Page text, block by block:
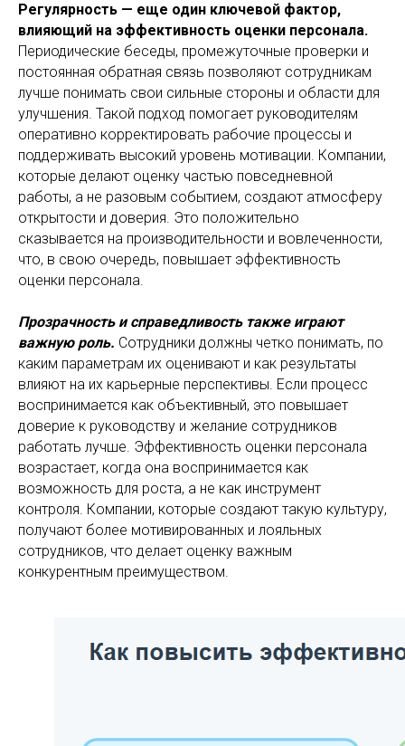
Регулярность — еще один ключевой фактор,
влияющий на эффективность оценки персонала.
Периодические беседы, промежуточные проверки и
постоянная обратная связь позволяют сотрудникам
лучше понимать свои сильные стороны и области для
улучшения. Такой подход помогает руководителям
оперативно корректировать рабочие процессы и
поддерживать высокий уровень мотивации. Компании,
которые делают оценку частью повседневной
работы, а не разовым событием, создают атмосферу
открытости и доверия. Это положительно
сказывается на производительности и вовлеченности,
что, в свою очередь, повышает эффективность
оценки персонала.
Прозрачность и справедливость также играют
важную роль. Сотрудники должны четко понимать, по
каким параметрам их оценивают и как результаты
влияют на их карьерные перспективы. Если процесс
воспринимается как объективный, это повышает
доверие к руководству и желание сотрудников
работать лучше. Эффективность оценки персонала
возрастает, когда она воспринимается как
возможность для роста, а не как инструмент
контроля. Компании, которые создают такую культуру,
получают более мотивированных и лояльных
сотрудников, что делает оценку важным
конкурентным преимуществом.